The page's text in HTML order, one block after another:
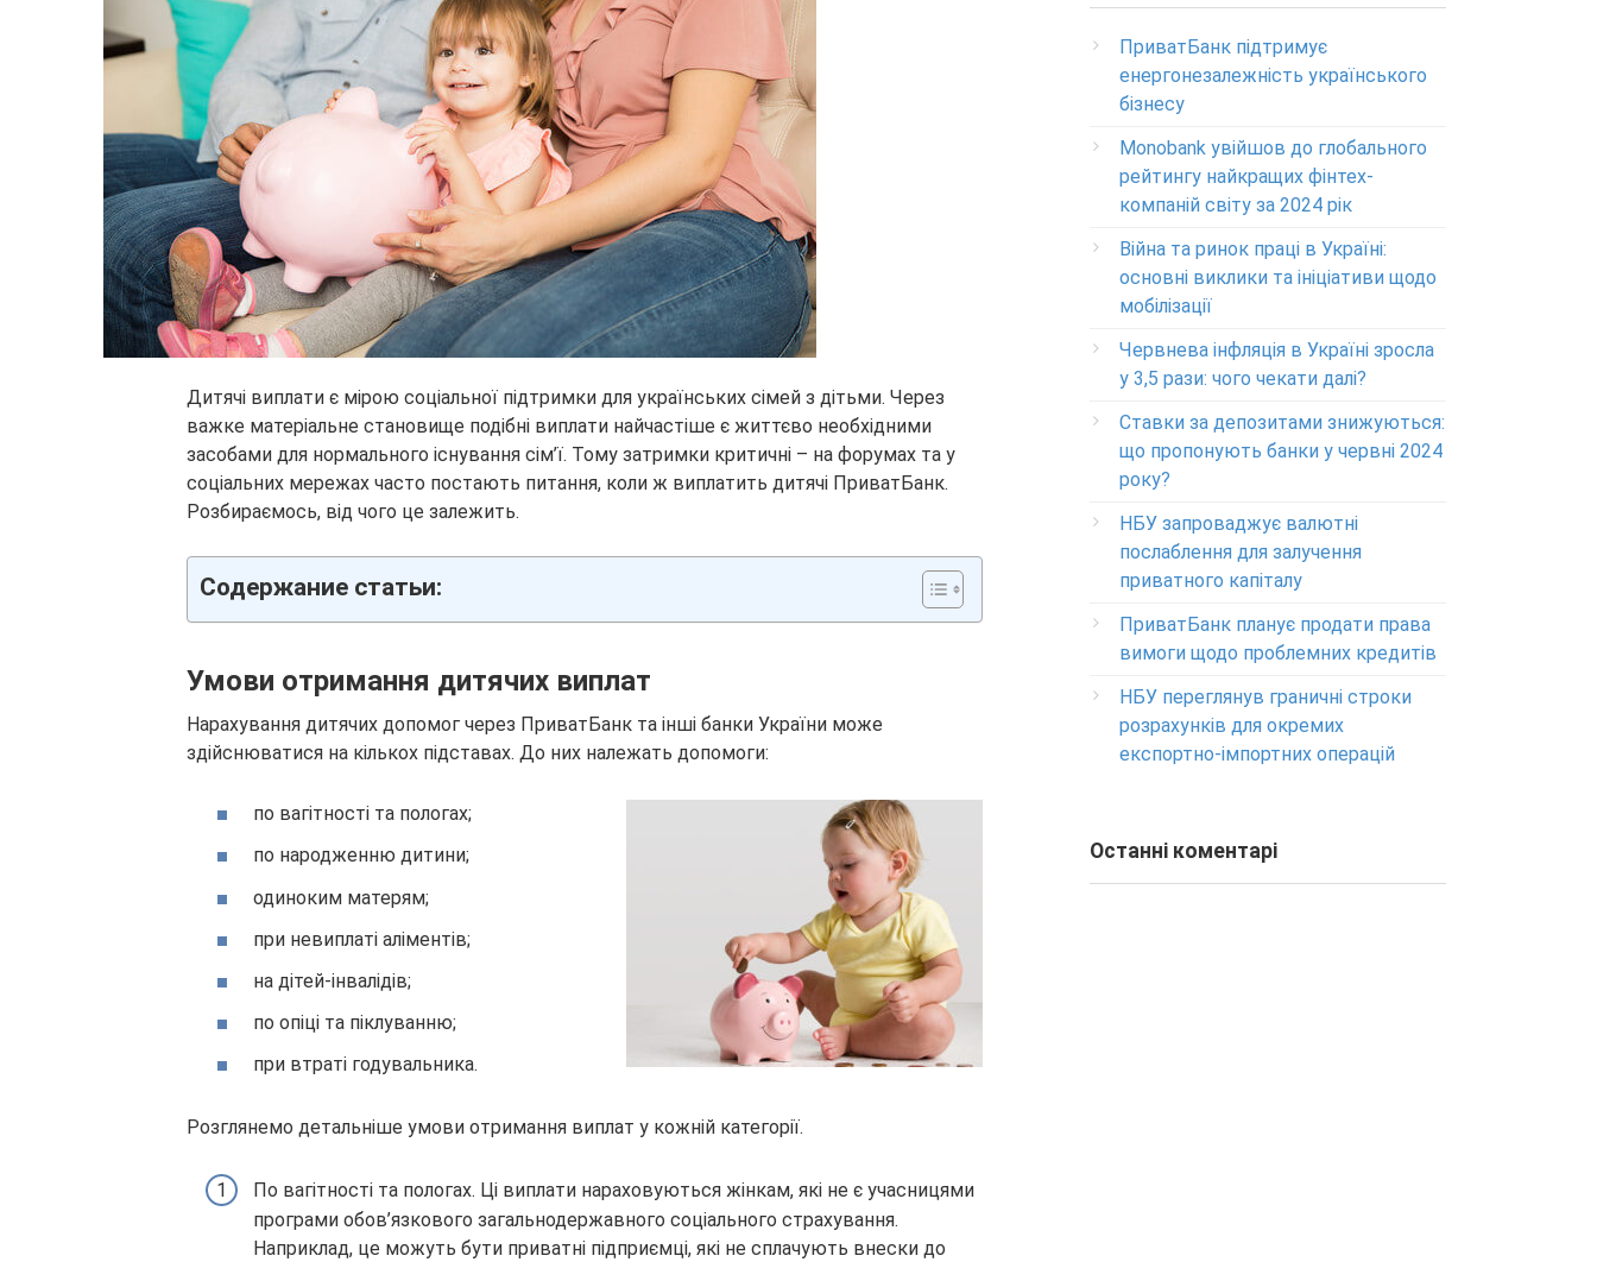
Дитячі виплати є мірою соціальної підтримки для українських сімей з дітьми. Через
важке матеріальне становище подібні виплати найчастіше є життєво необхідними
засобами для нормального існування сім’ї. Тому затримки критичні – на форумах та у
соціальних мережах часто постають питання, коли ж виплатить дитячі ПриватБанк.
Розбираємось, від чого це залежить.
Содержание статьи:
Умови отримання дитячих виплат
Нарахування дитячих допомог через ПриватБанк та інші банки України може
здійснюватися на кількох підставах. До них належать допомоги:
по вагітності та пологах;
по народженню дитини;
одиноким матерям;
при невиплаті аліментів;
на дітей-інвалідів;
по опіці та піклуванню;
при втраті годувальника.
Розглянемо детальніше умови отримання виплат у кожній категорії.
По вагітності та пологах. Ці виплати нараховуються жінкам, які не є учасницями
програми обов’язкового загальнодержавного соціального страхування.
Наприклад, це можуть бути приватні підприємці, які не сплачують внески до
Телефон для звонков из-за рубежа
+38-056-716-11-31
корпоративных клиентов ПриватБанка
Колл центр: 3700
Круглосуточный телефон поддержки
VIP­-клиентов ПриватБанка
+38-056-716-12-12
+38-073-900-00-02
Круглосуточный телефон поддержки
владельцев карт класса GOLD
0-800-504-707
Круглосуточный телефон поддержки
обслуживания POS-­терминалов
Изменение ПИН-кода карты
0-800-500-804
ПриватБанк підтримує
енергонезалежність українського
бізнесу
Monobank увійшов до глобального
рейтингу найкращих фінтех-
компаній світу за 2024 рік
Війна та ринок праці в Україні:
основні виклики та ініціативи щодо
мобілізації
Червнева інфляція в Україні зросла
у 3,5 рази: чого чекати далі?
Ставки за депозитами знижуються:
що пропонують банки у червні 2024
року?
НБУ запроваджує валютні
послаблення для залучення
приватного капіталу
ПриватБанк планує продати права
вимоги щодо проблемних кредитів
НБУ переглянув граничні строки
розрахунків для окремих
експортно-імпортних операцій
Останні коментарі